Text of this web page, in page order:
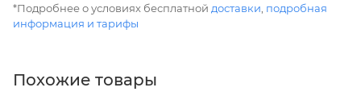
*Подробнее о условиях бесплатной доставки подробная
информация и тарифы
Похожие товары